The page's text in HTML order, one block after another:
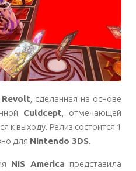
Revolt, сделанная на основе
Culdcept, отмечающей
к выходу. Релиз состоится 1
для Nintendo 3DS.
NIS America представила